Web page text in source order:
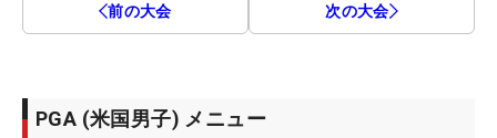
前の大会 次の大会
PGA (米国男子) メニュー